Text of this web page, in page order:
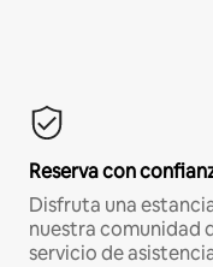
Reserva con
Disfruta una
nuestra comunidad
servicio de